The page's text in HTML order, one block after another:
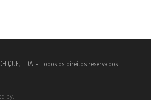
LDA. - Todos os direitos reservados
by: